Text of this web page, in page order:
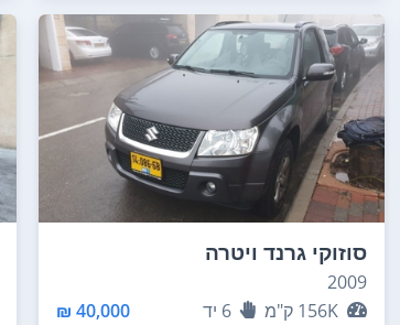
סוזוקי גרנד ויטרה
2009
156K ק"מ 6 יד 40,000 ₪